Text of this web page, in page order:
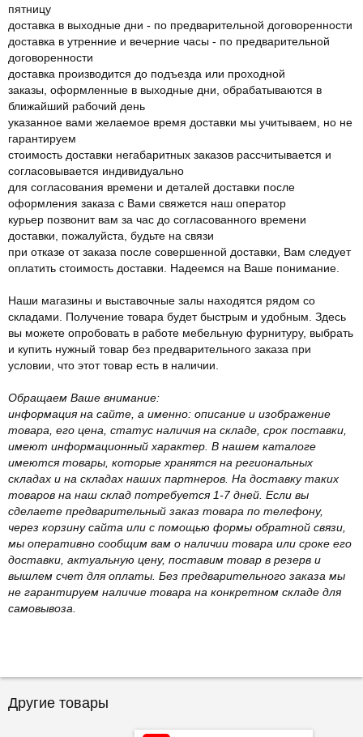
пятницу
доставка в выходные дни - по предварительной договоренности
доставка в утренние и вечерние часы - по предварительной
договоренности
доставка производится до подъезда или проходной
заказы, оформленные в выходные дни, обрабатываются в
ближайший рабочий день
указанное вами желаемое время доставки мы учитываем, но не
гарантируем
стоимость доставки негабаритных заказов рассчитывается и
согласовывается индивидуально
для согласования времени и деталей доставки после
оформления заказа с Вами свяжется наш оператор
курьер позвонит вам за час до согласованного времени
доставки, пожалуйста, будьте на связи
при отказе от заказа после совершенной доставки, Вам следует
оплатить стоимость доставки. Надеемся на Ваше понимание.
Наши магазины и выставочные залы находятся рядом со
складами. Получение товара будет быстрым и удобным. Здесь
вы можете опробовать в работе мебельную фурнитуру, выбрать
и купить нужный товар без предварительного заказа при
условии, что этот товар есть в наличии.
Обращаем Ваше внимание:
информация на сайте, а именно: описание и изображение
товара, его цена, статус наличия на складе, срок поставки,
имеют информационный характер. В нашем каталоге
имеются товары, которые хранятся на региональных
складах и на складах наших партнеров. На доставку таких
товаров на наш склад потребуется 1-7 дней. Если вы
сделаете предварительный заказ товара по телефону,
через корзину сайта или с помощью формы обратной связи,
мы оперативно сообщим вам о наличии товара или сроке его
доставки, актуальную цену, поставим товар в резерв и
вышлем счет для оплаты. Без предварительного заказа мы
не гарантируем наличие товара на конкретном складе для
самовывоза.
Другие товары